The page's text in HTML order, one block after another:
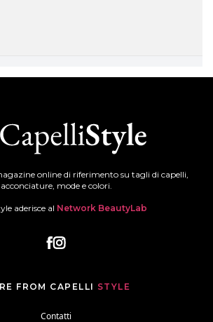
online di riferimento su tagli di capelli,
acconciature, mode e colori.
aderisce al Network BeautyLab
FROM CAPELLI STYLE
Contatti